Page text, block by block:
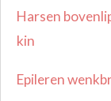
Harsen
kin
Epileren